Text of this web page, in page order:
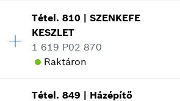
18 809,00 Ft*
*A feltüntetett árak ajánlott bruttó
kiskereskedelmi árak
Kosárba teszem
Árcsoport : 13
Tartalék alkatrész információ
Hol kerül használatra
Tétel.810 |SZENKEFE
KESZLET
1 619 P02 870
Raktáron
Tétel.849 | Házépítő